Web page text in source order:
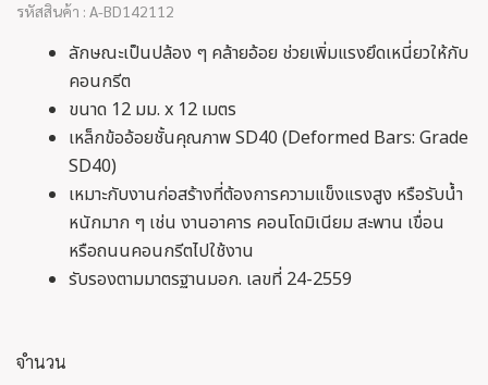
รหัสสินค้า : A-BD142112
ลักษณะเป็นปล้อง ๆ คล้ายอ้อย ช่วยเพิ่มแรงยึดเหนี่ยวให้กับ
คอนกรีต
ขนาด 12 มม. x 12 เมตร
เหล็กข้ออ้อยชั้นคุณภาพ SD40 (Deformed Bars: Grade
SD40)
เหมาะกับงานก่อสร้างที่ต้องการความแข็งแรงสูง หรือรับน้ำ
หนักมาก ๆ เช่น งานอาคาร คอนโดมิเนียม สะพาน เขื่อน
หรือถนนคอนกรีตไปใช้งาน
รับรองตามมาตรฐานมอก. เลขที่ 24-2559
จำนวน